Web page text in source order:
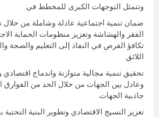
وتتمثل التوجهات الكبرى للمخطط في:
ضمان تنمية اجتماعية عادلة وشاملة من
الفقر والهشاشة وتعزيز منظومات الحماية
تكافؤ الفرص في النفاذ إلى التعليم والصحة
اللائق.
تحقيق تنمية مجالية متوازنة واندماج
وعادل بين الجهات من خلال الحد من الفوارق
جاذبية الجهات.
تعزيز النسيج الاقتصادي وتطوير البنية